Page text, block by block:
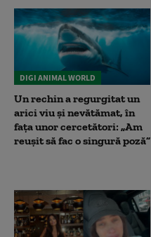
DIGI ANIMAL WORLD
Un rechin a regurgitat un
arici viu și nevătămat, în
fața unor cercetători: „Am
reușit să fac o singură poză”